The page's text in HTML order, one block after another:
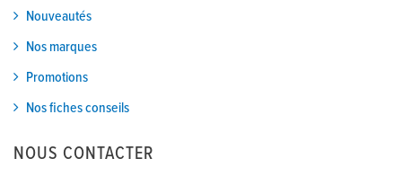
Nouveautés
Nos marques
Promotions
Nos fiches conseils
NOUS CONTACTER